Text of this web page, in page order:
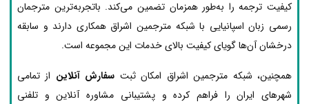
کیفیت ترجمه را به‌طور همزمان تضمین می‌کند. باتجربه‌ترین مترجمان
رسمی زبان اسپانیایی با شبکه مترجمین اشراق همکاری دارند و سابقه
درخشان آن‌ها گویای کیفیت بالای خدمات این مجموعه است.
همچنین، شبکه مترجمین اشراق امکان ثبت سفارش آنلاین از تمامی
شهرهای ایران را فراهم کرده و پشتیبانی مشاوره آنلاین و تلفنی